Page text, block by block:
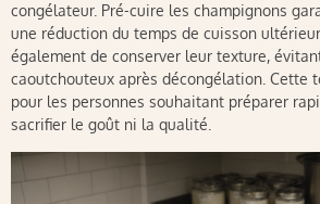
congélateur. Pré-cuire les champignons
une réduction du temps de cuisson
également de conserver leur texture,
caoutchouteux après décongélation. Cette
pour les personnes souhaitant préparer
sacrifier le goût ni la qualité.